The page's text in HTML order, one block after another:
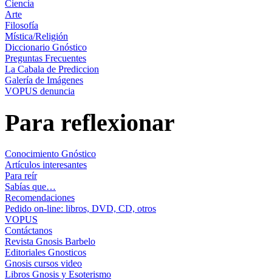
Ciencia
Arte
Filosofía
Mística/Religión
Diccionario Gnóstico
Preguntas Frecuentes
La Cabala de Prediccion
Galería de Imágenes
VOPUS denuncia
Para reflexionar
Conocimiento Gnóstico
Artículos interesantes
Para reír
Sabías que…
Recomendaciones
Pedido on-line: libros, DVD, CD, otros
VOPUS
Contáctanos
Revista Gnosis Barbelo
Editoriales Gnosticos
Gnosis cursos video
Libros Gnosis y Esoterismo